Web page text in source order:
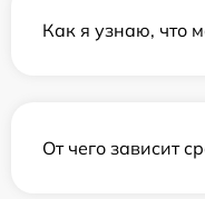
Как я узнаю, что
От чего зависит